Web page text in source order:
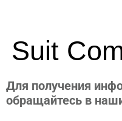
Suit
Для получения
обращайтесь в